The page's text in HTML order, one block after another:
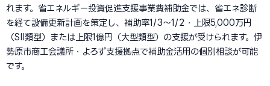
れます。省エネルギー投資促進支援事業費補助金では、省エネ診断
を経て設備更新計画を策定し、補助率1/3〜1/2・上限5,000万円
（SII類型）または上限1億円（大型類型）の支援が受けられます。伊
勢原市商工会議所・よろず支援拠点で補助金活用の個別相談が可能
です。